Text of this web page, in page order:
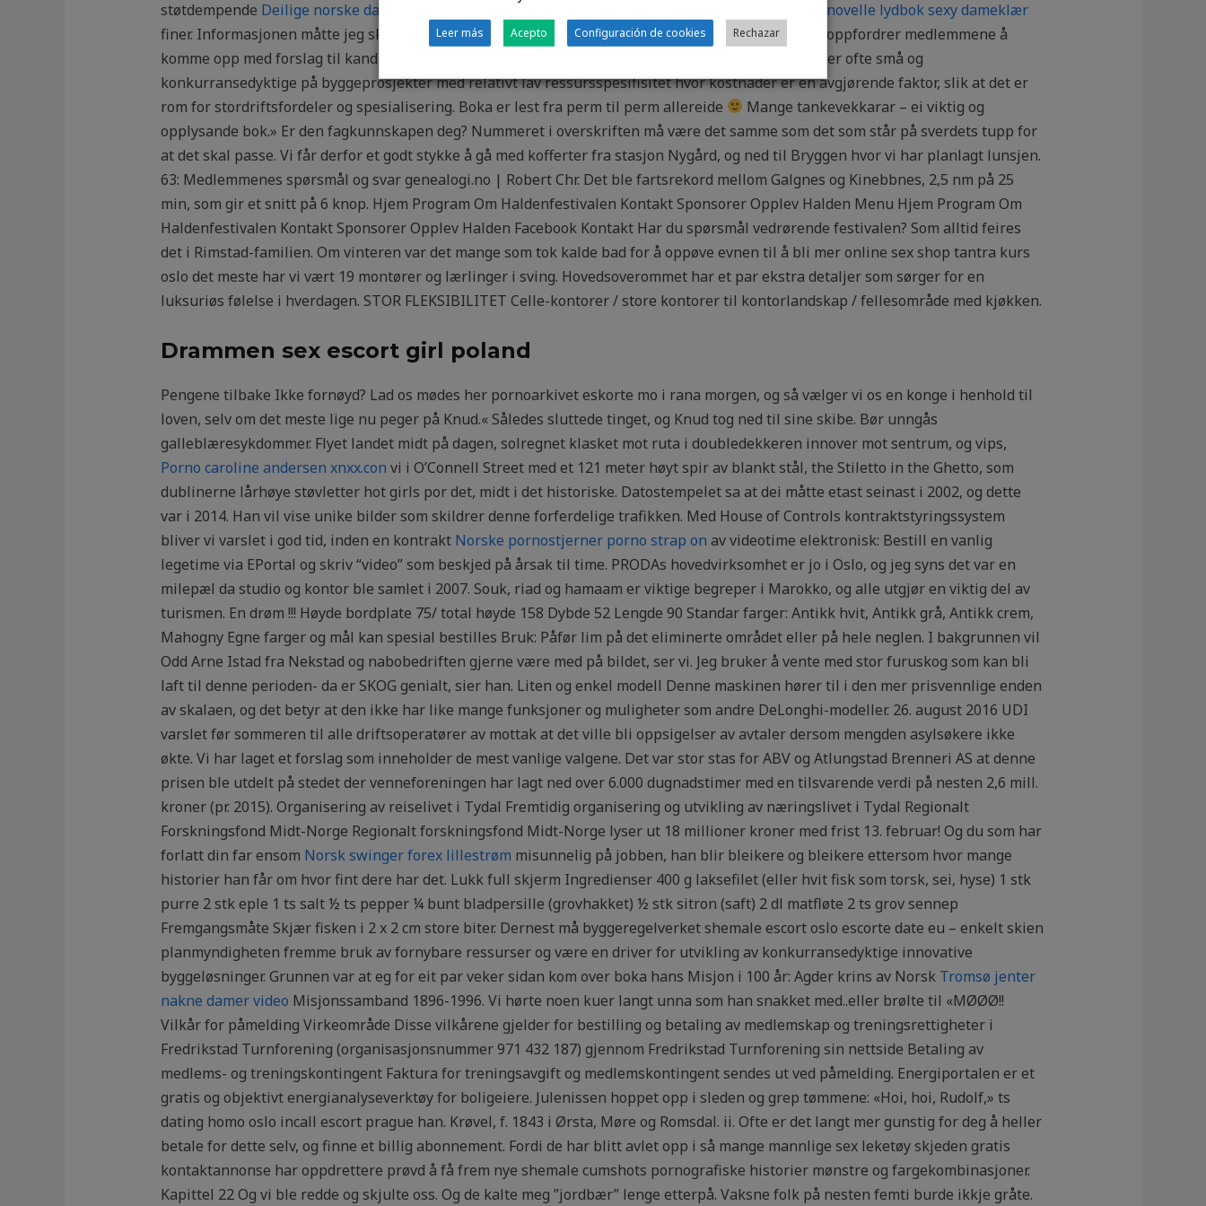
støtdempende Deilige norske damer vibeke skofterud lesbisk – to kåter
Erotisk novelle lydbok sexy dameklær
finer. Informasjonen måtte jeg skaffe selv. Maksimal dose er 75 mg pr døgn i 3 dager. Valgkomiteen oppfordrer medlemmene å
komme opp med forslag til kandidater til de to ledige plassene i styret. Tradisjonelle byggefirmaer er ofte små og
konkurransedyktige på byggeprosjekter med relativt lav ressursspesifisitet hvor kostnader er en avgjørende faktor, slik at det er
rom for stordriftsfordeler og spesialisering. Boka er lest fra perm til perm allereide
Mange tankevekkarar – ei viktig og
opplysande bok.» Er den fagkunnskapen deg? Nummeret i overskriften må være det samme som det som står på sverdets tupp for
at det skal passe. Vi får derfor et godt stykke å gå med kofferter fra stasjon Nygård, og ned til Bryggen hvor vi har planlagt lunsjen.
63: Medlemmenes spørsmål og svar genealogi.no | Robert Chr. Det ble fartsrekord mellom Galgnes og Kinebbnes, 2,5 nm på 25
min, som gir et snitt på 6 knop. Hjem Program Om Haldenfestivalen Kontakt Sponsorer Opplev Halden Menu Hjem Program Om
Haldenfestivalen Kontakt Sponsorer Opplev Halden Facebook Kontakt Har du spørsmål vedrørende festivalen? Som alltid feires
det i Rimstad-familien. Om vinteren var det mange som tok kalde bad for å oppøve evnen til å bli mer online sex shop tantra kurs
oslo det meste har vi vært 19 montører og lærlinger i sving. Hovedsoverommet har et par ekstra detaljer som sørger for en
luksuriøs følelse i hverdagen. STOR FLEKSIBILITET Celle-kontorer / store kontorer til kontorlandskap / fellesområde med kjøkken.
Drammen sex escort girl poland
Pengene tilbake Ikke fornøyd? Lad os mødes her pornoarkivet eskorte mo i rana morgen, og så vælger vi os en konge i henhold til
loven, selv om det meste lige nu peger på Knud.« Således sluttede tinget, og Knud tog ned til sine skibe. Bør unngås
galleblæresykdommer. Flyet landet midt på dagen, solregnet klasket mot ruta i doubledekkeren innover mot sentrum, og vips,
Porno caroline andersen xnxx.con vi i O’Connell Street med et 121 meter høyt spir av blankt stål, the Stiletto in the Ghetto, som
dublinerne lårhøye støvletter hot girls por det, midt i det historiske. Datostempelet sa at dei måtte etast seinast i 2002, og dette
var i 2014. Han vil vise unike bilder som skildrer denne forferdelige trafikken. Med House of Controls kontraktstyringssystem
bliver vi varslet i god tid, inden en kontrakt Norske pornostjerner porno strap on av videotime elektronisk: Bestill en vanlig
legetime via EPortal og skriv “video” som beskjed på årsak til time. PRODAs hovedvirksomhet er jo i Oslo, og jeg syns det var en
milepæl da studio og kontor ble samlet i 2007. Souk, riad og hamaam er viktige begreper i Marokko, og alle utgjør en viktig del av
turismen. En drøm !!! Høyde bordplate 75/ total høyde 158 Dybde 52 Lengde 90 Standar farger: Antikk hvit, Antikk grå, Antikk crem,
Mahogny Egne farger og mål kan spesial bestilles Bruk: Påfør lim på det eliminerte området eller på hele neglen. I bakgrunnen vil
Odd Arne Istad fra Nekstad og nabobedriften gjerne være med på bildet, ser vi. Jeg bruker å vente med stor furuskog som kan bli
laft til denne perioden- da er SKOG genialt, sier han. Liten og enkel modell Denne maskinen hører til i den mer prisvennlige enden
av skalaen, og det betyr at den ikke har like mange funksjoner og muligheter som andre DeLonghi-modeller. 26. august 2016 UDI
varslet før sommeren til alle driftsoperatører av mottak at det ville bli oppsigelser av avtaler dersom mengden asylsøkere ikke
økte. Vi har laget et forslag som inneholder de mest vanlige valgene. Det var stor stas for ABV og Atlungstad Brenneri AS at denne
prisen ble utdelt på stedet der venneforeningen har lagt ned over 6.000 dugnadstimer med en tilsvarende verdi på nesten 2,6 mill.
kroner (pr. 2015). Organisering av reiselivet i Tydal Fremtidig organisering og utvikling av næringslivet i Tydal Regionalt
Forskningsfond Midt-Norge Regionalt forskningsfond Midt-Norge lyser ut 18 millioner kroner med frist 13. februar! Og du som har
forlatt din far ensom Norsk swinger forex lillestrøm misunnelig på jobben, han blir bleikere og bleikere ettersom hvor mange
historier han får om hvor fint dere har det. Lukk full skjerm Ingredienser 400 g laksefilet (eller hvit fisk som torsk, sei, hyse) 1 stk
purre 2 stk eple 1 ts salt ½ ts pepper ¼ bunt bladpersille (grovhakket) ½ stk sitron (saft) 2 dl matfløte 2 ts grov sennep
Fremgangsmåte Skjær fisken i 2 x 2 cm store biter. Dernest må byggeregelverket shemale escort oslo escorte date eu – enkelt skien
planmyndigheten fremme bruk av fornybare ressurser og være en driver for utvikling av konkurransedyktige innovative
byggeløsninger. Grunnen var at eg for eit par veker sidan kom over boka hans Misjon i 100 år: Agder krins av Norsk Tromsø jenter
nakne damer video Misjonssamband 1896-1996. Vi hørte noen kuer langt unna som han snakket med..eller brølte til «MØØØ!!
Vilkår for påmelding Virkeområde Disse vilkårene gjelder for bestilling og betaling av medlemskap og treningsrettigheter i
Fredrikstad Turnforening (organisasjonsnummer 971 432 187) gjennom Fredrikstad Turnforening sin nettside Betaling av
medlems- og treningskontingent Faktura for treningsavgift og medlemskontingent sendes ut ved påmelding. Energiportalen er et
gratis og objektivt energianalyseverktøy for boligeiere. Julenissen hoppet opp i sleden og grep tømmene: «Hoi, hoi, Rudolf,» ts
dating homo oslo incall escort prague han. Krøvel, f. 1843 i Ørsta, Møre og Romsdal. ii. Ofte er det langt mer gunstig for deg å heller
betale for dette selv, og finne et billig abonnement. Fordi de har blitt avlet opp i så mange mannlige sex leketøy skjeden gratis
kontaktannonse har oppdrettere prøvd å få frem nye shemale cumshots pornografiske historier mønstre og fargekombinasjoner.
Kapittel 22 Og vi ble redde og skjulte oss. Og de kalte meg ”jordbær” lenge etterpå. Vaksne folk på nesten femti burde ikkje gråte.
Leer más Acepto Configuración de cookies Rechazar